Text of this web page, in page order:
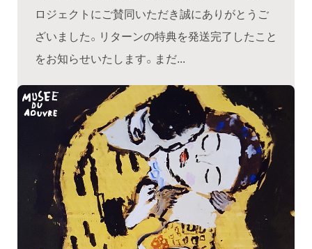
ロジェクトにご賛同いただき誠にありがとうご
ざいました。リターンの特典を発送完了したこと
をお知らせいたします。まだ...